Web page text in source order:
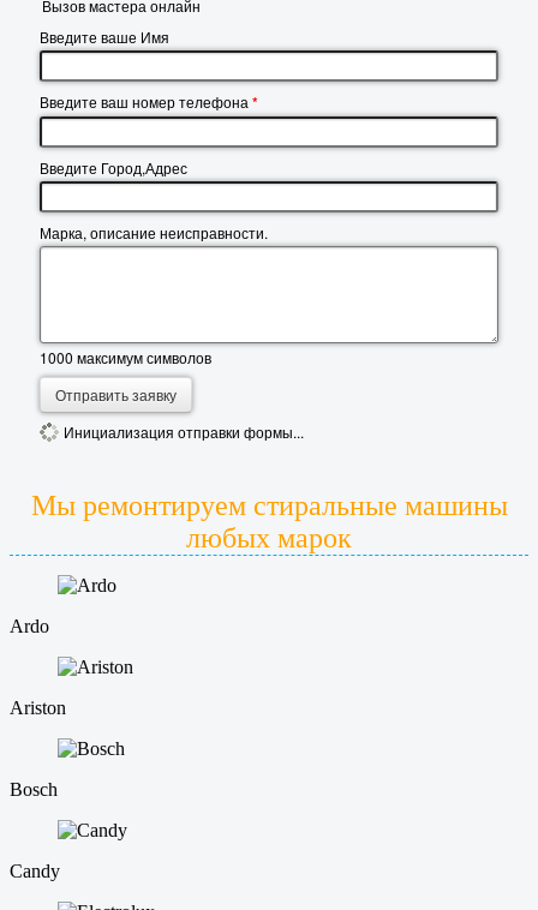
Вызов мастера онлайн
Введите ваше Имя
Введите ваш номер телефона*
Введите Город,Адрес
Марка, описание неисправности.
1000 максимум символов
Отправить заявку
Инициализация отправки формы...
Мы ремонтируем стиральные машины
любых марок
Ardo
Ariston
Bosch
Candy